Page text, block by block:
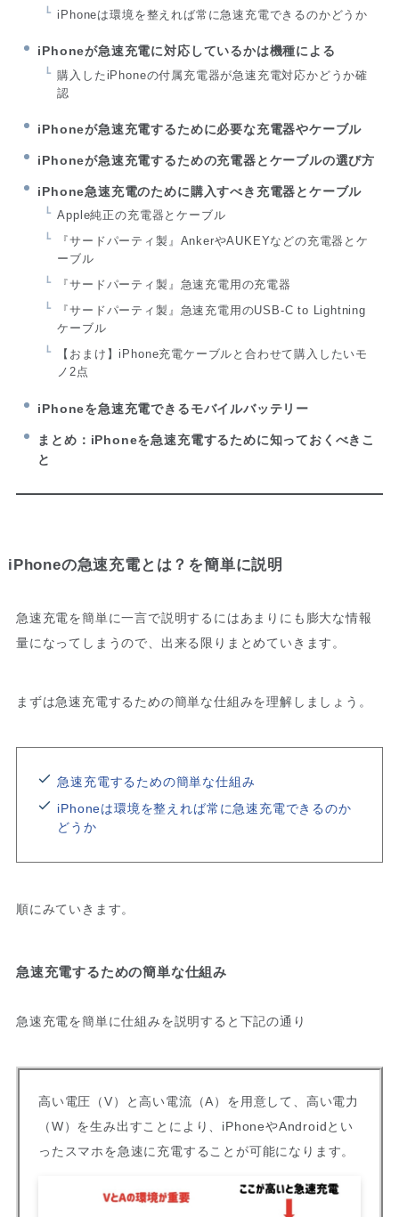
iPhoneは環境を整えれば常に急速充電できるのかどうか
iPhoneが急速充電に対応しているかは機種による
購入したiPhoneの付属充電器が急速充電対応かどうか確
認
iPhoneが急速充電するために必要な充電器やケーブル
iPhoneが急速充電するための充電器とケーブルの選び方
iPhone急速充電のために購入すべき充電器とケーブル
Apple純正の充電器とケーブル
『サードパーティ製』AnkerやAUKEYなどの充電器とケ
ーブル
『サードパーティ製』急速充電用の充電器
『サードパーティ製』急速充電用のUSB-C to Lightning
ケーブル
【おまけ】iPhone充電ケーブルと合わせて購入したいモ
ノ2点
iPhoneを急速充電できるモバイルバッテリー
まとめ：iPhoneを急速充電するために知っておくべきこ
と
iPhoneの急速充電とは？を簡単に説明
急速充電を簡単に一言で説明するにはあまりにも膨大な情報
量になってしまうので、出来る限りまとめていきます。
まずは急速充電するための簡単な仕組みを理解しましょう。
急速充電するための簡単な仕組み
iPhoneは環境を整えれば常に急速充電できるのか
どうか
順にみていきます。
急速充電するための簡単な仕組み
急速充電を簡単に仕組みを説明すると下記の通り
高い電圧（V）と高い電流（A）を用意して、高い電力
（W）を生み出すことにより、iPhoneやAndroidとい
ったスマホを急速に充電することが可能になります。